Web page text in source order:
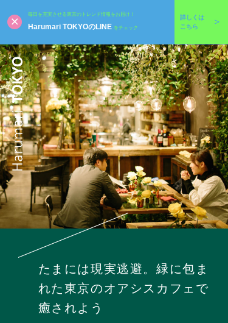
毎日を充実させる東京のトレンド情報をお届け！
Harumari TOKYOのLINE をチェック
詳しくは
こちら
たまには現実逃避。緑に包ま
れた東京のオアシスカフェで
癒されよう